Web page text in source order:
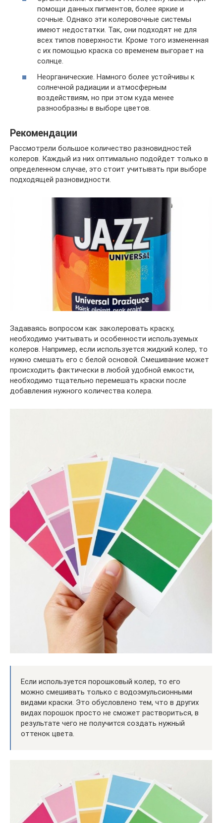
помощи данных пигментов, более яркие и
сочные. Однако эти колеровочные системы
имеют недостатки. Так, они подходят не для
всех типов поверхности. Кроме того измененная
с их помощью краска со временем выгорает на
солнце.
Неорганические. Намного более устойчивы к
солнечной радиации и атмосферным
воздействиям, но при этом куда менее
разнообразны в выборе цветов.
Рекомендации
Рассмотрели большое количество разновидностей
колеров. Каждый из них оптимально подойдет только в
определенном случае, это стоит учитывать при выборе
подходящей разновидности.
Задаваясь вопросом как заколеровать краску,
необходимо учитывать и особенности используемых
колеров. Например, если используется жидкий колер, то
нужно смешать его с белой основой. Смешивание может
происходить фактически в любой удобной емкости,
необходимо тщательно перемешать краски после
добавления нужного количества колера.
Если используется порошковый колер, то его
можно смешивать только с водоэмульсионными
видами краски. Это обусловлено тем, что в других
видах порошок просто не сможет раствориться, в
результате чего не получится создать нужный
оттенок цвета.